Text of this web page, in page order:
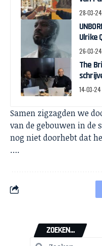
28-03-24
Ulrike
26-03-24
The
14-03-24
Samen zigzagden we
van de gebouwen in de
nog niet doorhebt dat
….
ZOEKEN...